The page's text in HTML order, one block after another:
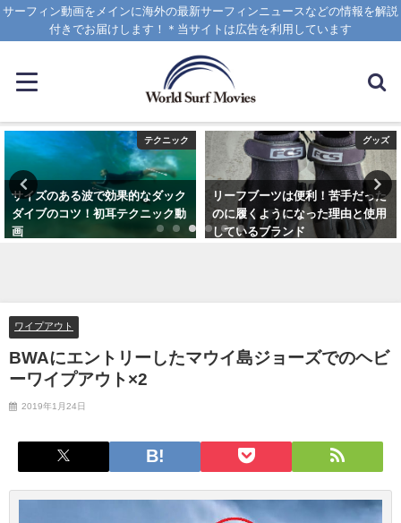
サーフィン動画をメインに海外の最新サーフィンニュースなどの情報を解説
付きでお届けします！＊当サイトは広告を利用しています
テクニック
サイズのある波で効果的なダック
ダイブのコツ！初耳テクニック動
画
グッズ
リーフブーツは便利！苦手だった
のに履くようになった理由と使用
しているブランド
ワイプアウト
BWAにエントリーしたマウイ島ジョーズでのヘビ
ーワイプアウト×2
2019年1月24日